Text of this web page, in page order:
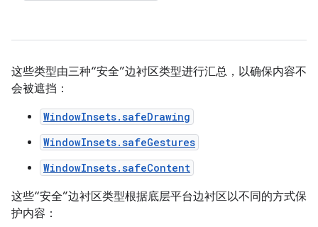
这些类型由三种“安全”边衬区类型进行汇总，以确保内容不
会被遮挡：
WindowInsets.safeDrawing
WindowInsets.safeGestures
WindowInsets.safeContent
这些“安全”边衬区类型根据底层平台边衬区以不同的方式保
护内容：